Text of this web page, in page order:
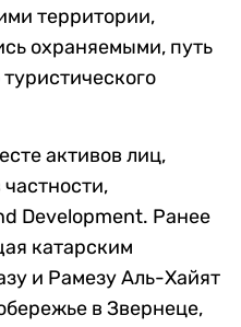
территории,
охраняемыми, путь
активов лиц,
Development. Ранее
катарским
и Рамезу Аль-Хайят
в Звернеце,